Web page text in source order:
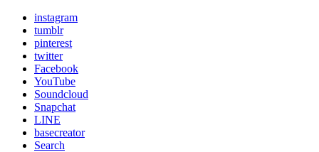
instagram
tumblr
pinterest
twitter
Facebook
YouTube
Soundcloud
Snapchat
LINE
basecreator
Search